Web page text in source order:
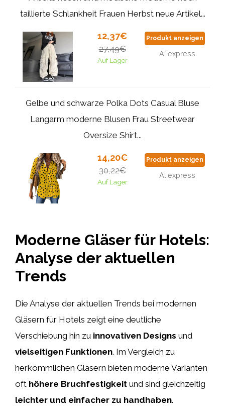
taillierte Schlankheit Frauen Herbst neue Artikel...
12,37€
27,49€
Auf Lager
Produkt anzeigen
Aliexpress
Gelbe und schwarze Polka Dots Casual Bluse
Langarm moderne Blusen Frau Streetwear
Oversize Shirt...
14,20€
30,22€
Auf Lager
Produkt anzeigen
Aliexpress
Moderne Gläser für Hotels:
Analyse der aktuellen
Trends
Die Analyse der aktuellen Trends bei modernen
Gläsern für Hotels zeigt eine deutliche
Verschiebung hin zu innovativen Designs und
vielseitigen Funktionen. Im Vergleich zu
herkömmlichen Gläsern bieten moderne Varianten
oft höhere Bruchfestigkeit und sind gleichzeitig
leichter und einfacher zu handhaben.